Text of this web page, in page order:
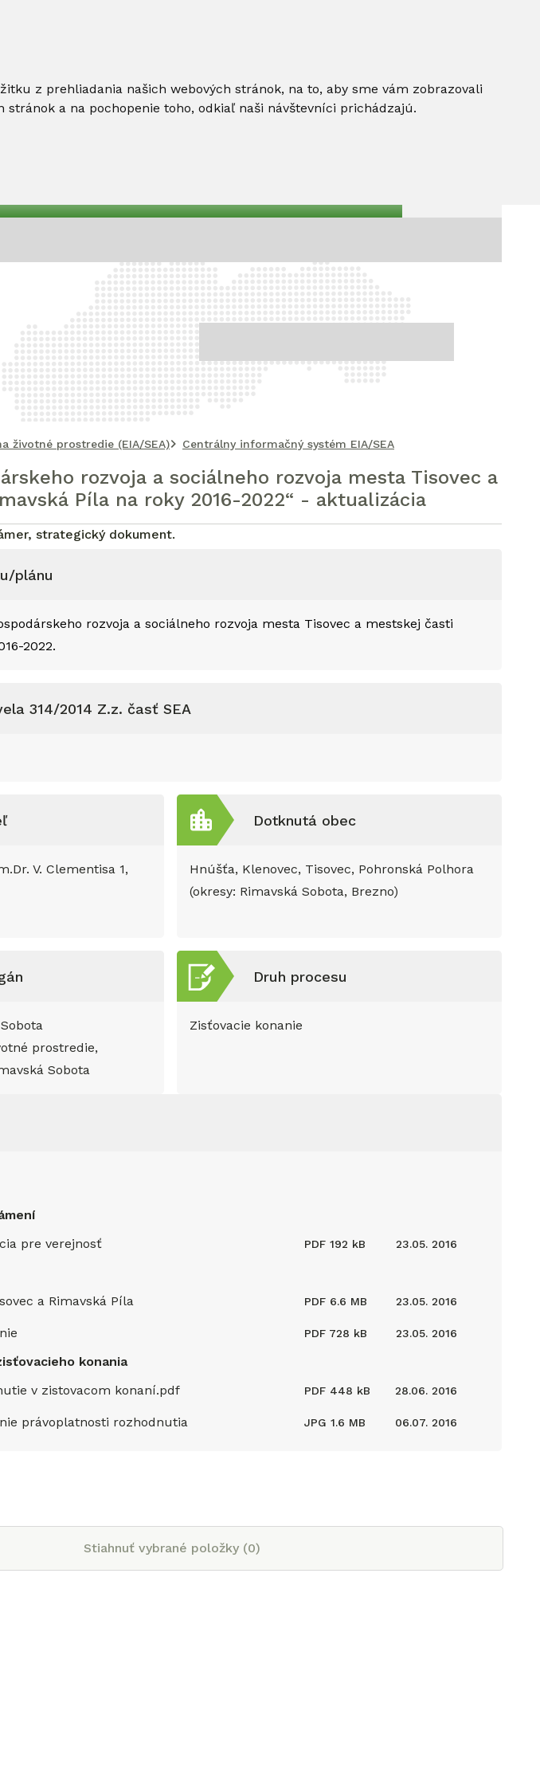
z prehliadania našich webových stránok, na to, aby sme vám zobrazovali
a na pochopenie toho, odkiaľ naši návštevníci prichádzajú.
životné prostredie (EIA/SEA) Centrálny informačný systém EIA/SEA
rozvoja a sociálneho rozvoja mesta Tisovec a
Píla na roky 2016-2022“ - aktualizácia
strategický dokument.
plánu
rozvoja a sociálneho rozvoja mesta Tisovec a mestskej časti
2022.
314/2014 Z.z. časť SEA
V. Clementisa 1,
Dotknutá obec
Hnúšťa, Klenovec, Tisovec, Pohronská Polhora
(okresy: Rimavská Sobota, Brezno)
prostredie,
Sobota
Druh procesu
Zisťovacie konanie
pre verejnosť
PDF 192 kB 23.05. 2016
a Rimavská Píla
PDF 6.6 MB 23.05. 2016
PDF 728 kB 23.05. 2016
konania
v zistovacom konaní.pdf
PDF 448 kB 28.06. 2016
právoplatnosti rozhodnutia JPG 1.6 MB 06.07. 2016
Stiahnuť vybrané položky (0)